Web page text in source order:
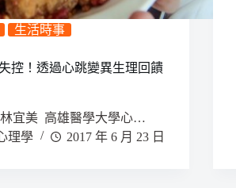
生活時事
控！透過心跳變異生理回饋
宜美 高雄醫學大學心…
理學
2017 年 6 月 23 日